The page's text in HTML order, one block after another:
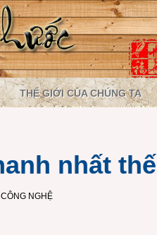
THẾ GIỚI CỦA CHÚNG TA
nhất
NGHỆ